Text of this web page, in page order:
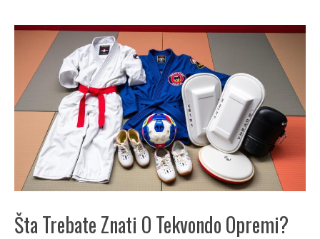
Šta Trebate Znati O Tekvondo Opremi?